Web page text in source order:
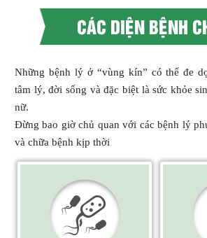
CÁC DIỆN BỆNH
Những bệnh lý ở “vùng kín” có thể đe
tâm lý, đời sống và đặc biệt là sức khỏe
nữ.
Đừng bao giờ chủ quan với các bệnh lý
và chữa bệnh kịp thời